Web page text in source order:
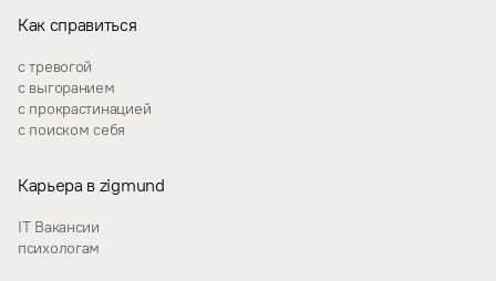
Как справиться
с тревогой
с выгоранием
с прокрастинацией
с поиском себя
Карьера в zigmund
IT Вакансии
психологам